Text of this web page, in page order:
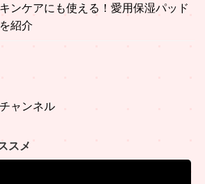
キンケアにも使える！愛用保湿パッド
を紹介
ャンネル
スメ